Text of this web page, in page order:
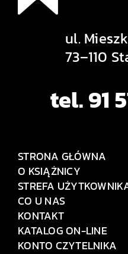
ul.
73–110
tel. 91
STRONA GŁÓWNA
O KSIĄŻNICY
STREFA
CO U NAS
KONTAKT
KATALOG ON-LINE
KONTO CZYTELNIKA